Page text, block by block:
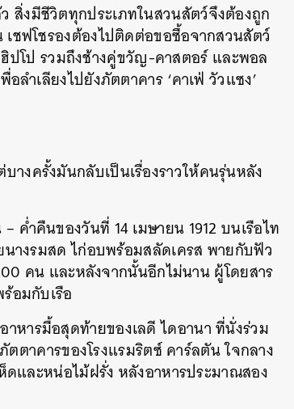
สิ่งมีชีวิตทุกประเภทในสวนสัตว์จึงต้องถูก
ชฟโชรองต้องไปติดต่อขอซื้อจากสวนสัตว์
ปโป รวมถึงช้างคู่ขวัญ-คาสตอร์ และพอล
ำเลียงไปยังภัตตาคาร ‘คาเฟ่ วัวแซง’
างครั้งมันกลับเป็นเรื่องราวให้คนรุ่นหลัง
ค่ำคืนของวันที่ 14 เมษายน 1912 บนเรือไท
างรมสด ไก่อบพร้อมสลัดเครส พายกับฟัว
คน และหลังจากนั้นอีกไม่นาน ผู้โดยสาร
อมกับเรือ
หารมื้อสุดท้ายของเลดี ไดอานา ที่นั่งร่วม
ตาคารของโรงแรมริตซ์ คาร์ลตัน ใจกลาง
และหน่อไม้ฝรั่ง หลังอาหารประมาณสอง
EMAIL